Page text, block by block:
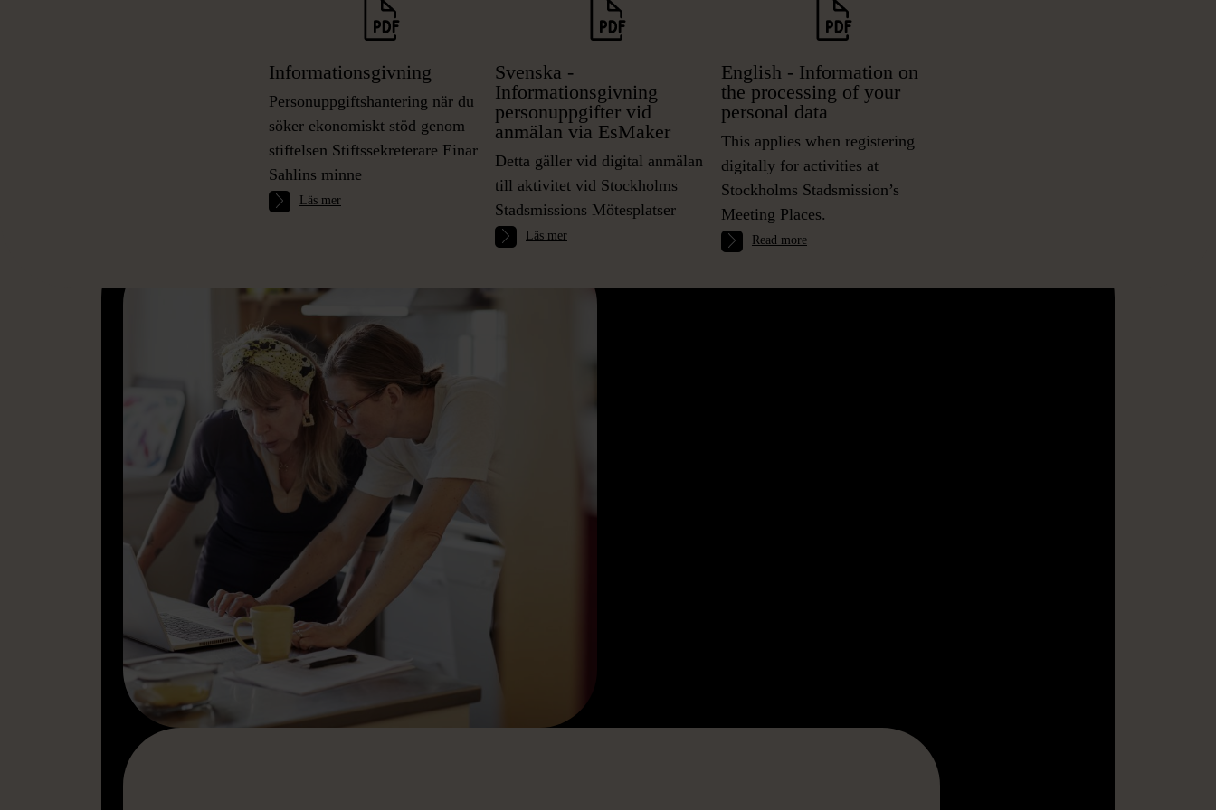
Informationsgivning
Personuppgiftshantering när du
söker ekonomiskt stöd genom
stiftelsen Stiftssekreterare Einar
Sahlins minne
Läs mer
Svenska -
Informationsgivning
personuppgifter vid
anmälan via EsMaker
Detta gäller vid digital anmälan
till aktivitet vid Stockholms
Stadsmissions Mötesplatser
Läs mer
English - Information on
the processing of your
personal data
This applies when registering
digitally for activities at
Stockholms Stadsmission’s
Meeting Places.
Read more